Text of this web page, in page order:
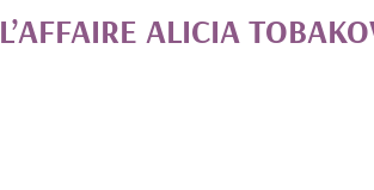
L’AFFAIRE ALICIA